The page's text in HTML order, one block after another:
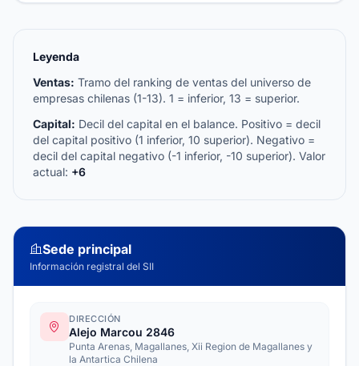
Leyenda
Ventas: Tramo del ranking de ventas del universo de
empresas chilenas (1-13). 1 = inferior, 13 = superior.
Capital: Decil del capital en el balance. Positivo = decil
del capital positivo (1 inferior, 10 superior). Negativo =
decil del capital negativo (-1 inferior, -10 superior). Valor
actual: +6
Sede principal
Información registral del SII
DIRECCIÓN
Alejo Marcou 2846
Punta Arenas, Magallanes, Xii Region de Magallanes y
la Antartica Chilena